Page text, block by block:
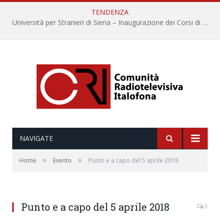
TENDENZA
Università per Stranieri di Siena – Inaugurazione dei Corsi di Lingua e Cultura Italiana, 109a annata
NAVIGATE
Home » Evento » Punto e a capo del 5 aprile 2018
Punto e a capo del 5 aprile 2018 0